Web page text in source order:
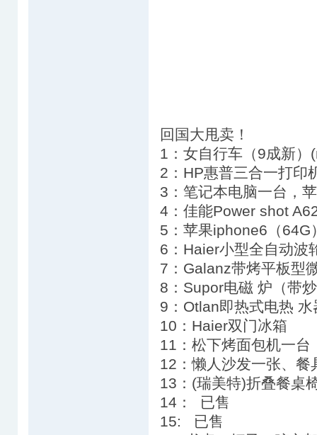
回国大甩卖！
1：女自行车（9成新
2：HP惠普三合一打印
3：笔记本电脑一台，
4：佳能Power shot
5：苹果iphone6（64G
6：Haier小型全自动波
7：Galanz带烤平板型
8：Supor电磁 炉（带
9：Otlan即热式电热 水
10：Haier双门冰箱
11：松下烤面包机一台
12：懒人沙发一张、餐
13：(瑞美特)折叠餐桌
14： 已售
15: 已售